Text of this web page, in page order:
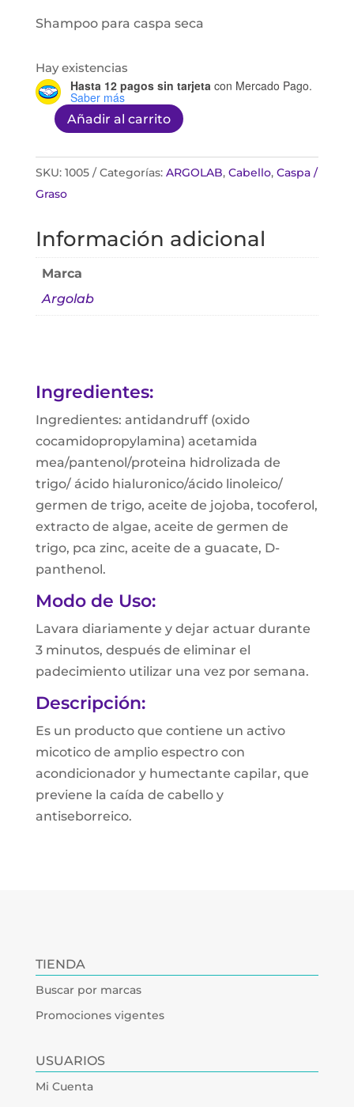
Shampoo para caspa seca
Hay existencias
Hasta 12 pagos sin tarjeta con Mercado Pago.
Saber más
Exepel
Anti-
Caspa
cantidad
Añadir al carrito
SKU: 1005 Categorías: ARGOLAB, Cabello, Caspa /
Graso
Información adicional
Marca
Argolab
Ingredientes:
Ingredientes: antidandruff (oxido
cocamidopropylamina) acetamida
mea/pantenol/proteina hidrolizada de
trigo/ ácido hialuronico/ácido linoleico/
germen de trigo, aceite de jojoba, tocoferol,
extracto de algae, aceite de germen de
trigo, pca zinc, aceite de a guacate, D-
panthenol.
Modo de Uso:
Lavara diariamente y dejar actuar durante
3 minutos, después de eliminar el
padecimiento utilizar una vez por semana.
Descripción:
Es un producto que contiene un activo
micotico de amplio espectro con
acondicionador y humectante capilar, que
previene la caída de cabello y
antiseborreico.
TIENDA
Buscar por marcas
Promociones vigentes
USUARIOS
Mi Cuenta